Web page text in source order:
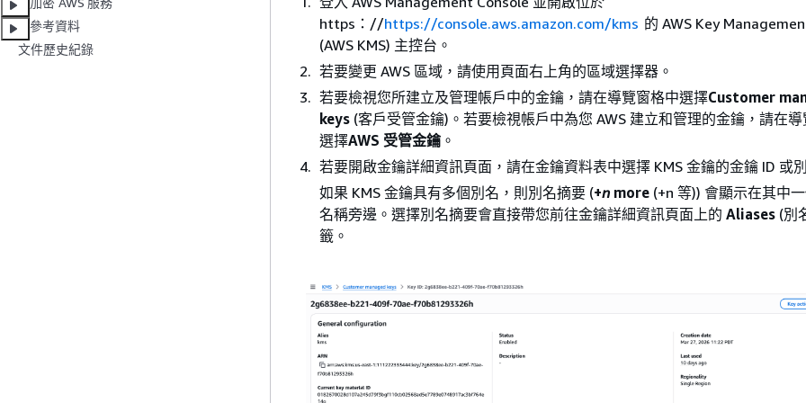
參考資料
文件歷史紀錄
https：//https://console.aws.amazon.com/kms 的 AWS Key
(AWS KMS) 主控台。
若要變更 AWS 區域，請使用頁面右上角的區域選擇器。
若要檢視您所建立及管理帳戶中的金鑰，請在導覽窗格中選擇Customer
keys (客戶受管金鑰)。若要檢視帳戶中為您 AWS 建立和管理的金鑰，請在
選擇AWS 受管金鑰 。
若要開啟金鑰詳細資訊頁面，請在金鑰資料表中選擇 KMS 金鑰的金鑰 ID 或
如果 KMS 金鑰具有多個別名，則別名摘要 (+n more (+n 等)) 會顯示在其中
名稱旁邊。選擇別名摘要會直接帶您前往金鑰詳細資訊頁面上的 Aliases (別
籤。